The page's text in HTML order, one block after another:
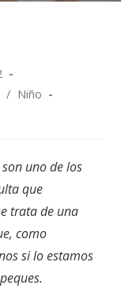
/ Niño
uno de los
que
trata de una
como
si lo estamos